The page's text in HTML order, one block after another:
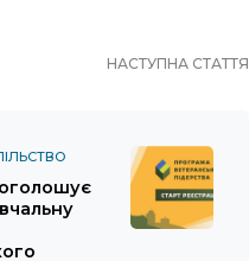
НАСТУПНА СТАТТЯ